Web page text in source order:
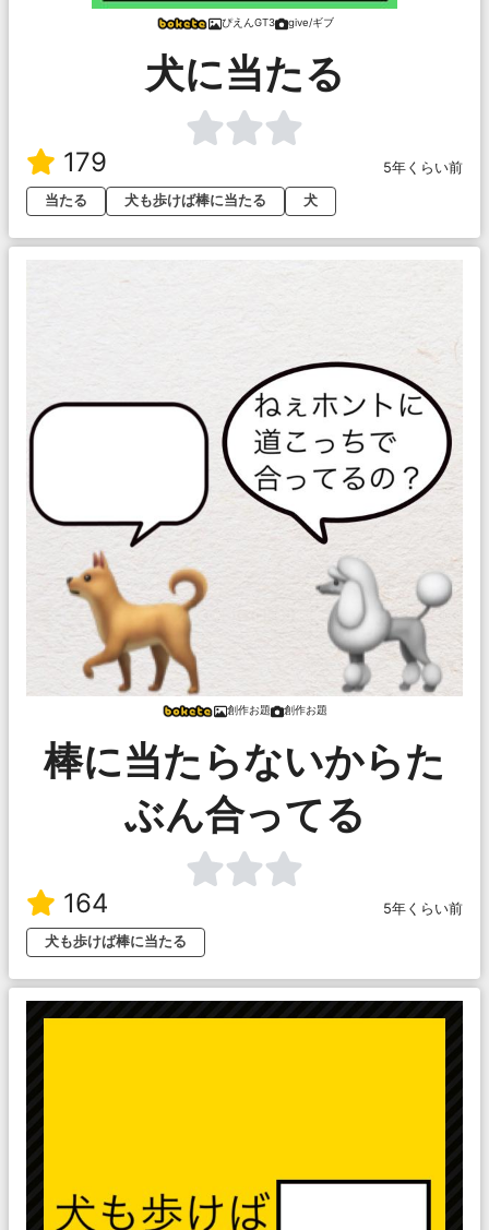
ぴえんGT3 give/ギブ
犬に当たる
179
5年くらい前
当たる
犬も歩けば棒に当たる 犬
創作お題 創作お題
棒に当たらないからた
ぶん合ってる
164
5年くらい前
犬も歩けば棒に当たる